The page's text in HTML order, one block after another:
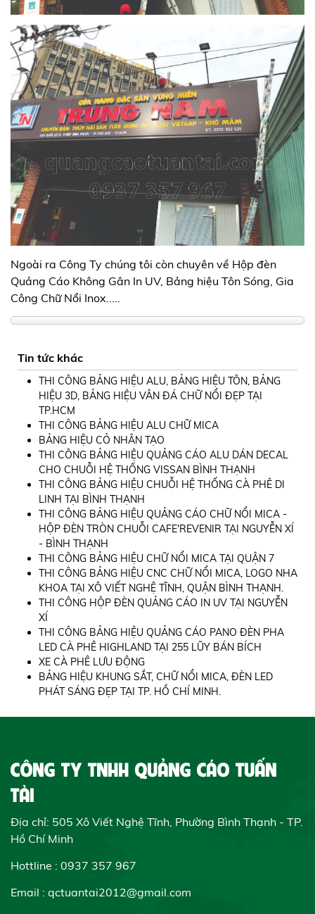
Ngoài ra Công Ty chúng tôi còn chuyên về Hộp đèn
Quảng Cáo Không Gân In UV, Bảng hiệu Tôn Sóng, Gia
Công Chữ Nổi Inox.....
Tin tức khác
THI CÔNG BẢNG HIỆU ALU, BẢNG HIỆU TÔN, BẢNG
HIỆU 3D, BẢNG HIỆU VÂN ĐÁ CHỮ NỔI ĐẸP TẠI
TP.HCM
THI CÔNG BẢNG HIỆU ALU CHỮ MICA
BẢNG HIỆU CỎ NHÂN TẠO
THI CÔNG BẢNG HIỆU QUẢNG CÁO ALU DÁN DECAL
CHO CHUỖI HỆ THỐNG VISSAN BÌNH THẠNH
THI CÔNG BẢNG HIỆU CHUỖI HỆ THỐNG CÀ PHÊ DI
LINH TẠI BÌNH THẠNH
THI CÔNG BẢNG HIỆU QUẢNG CÁO CHỮ NỔI MICA -
HỘP ĐÈN TRÒN CHUỖI CAFE'REVENIR TẠI NGUYỄN XÍ
- BÌNH THẠNH
THI CÔNG BẢNG HIỆU CHỮ NỔI MICA TẠI QUẬN 7
THI CÔNG BẢNG HIỆU CNC CHỮ NỔI MICA, LOGO NHA
KHOA TẠI XÔ VIẾT NGHỆ TĨNH, QUẬN BÌNH THẠNH.
THI CÔNG HỘP ĐÈN QUẢNG CÁO IN UV TẠI NGUYỄN
XÍ
THI CÔNG BẢNG HIỆU QUẢNG CÁO PANO ĐÈN PHA
LED CÀ PHÊ HIGHLAND TẠI 255 LŨY BÁN BÍCH
XE CÀ PHÊ LƯU ĐỘNG
BẢNG HIỆU KHUNG SẮT, CHỮ NỔI MICA, ĐÈN LED
PHÁT SÁNG ĐẸP TẠI TP. HỒ CHÍ MINH.
CÔNG TY TNHH QUẢNG CÁO TUẤN
TÀI
Địa chỉ: 505 Xô Viết Nghệ Tĩnh, Phường Bình Thạnh - TP.
Hồ Chí Minh
Hottline : 0937 357 967
Email : qctuantai2012@gmail.com